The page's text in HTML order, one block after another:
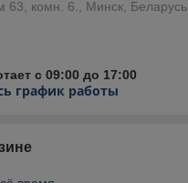
63, комн. 6., Минск, Беларусь
с 09:00 до 17:00
график работы